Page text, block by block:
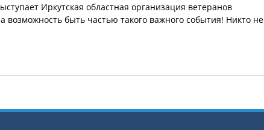
Иркутская областная организация ветеранов
возможность быть частью такого важного события! Никто не